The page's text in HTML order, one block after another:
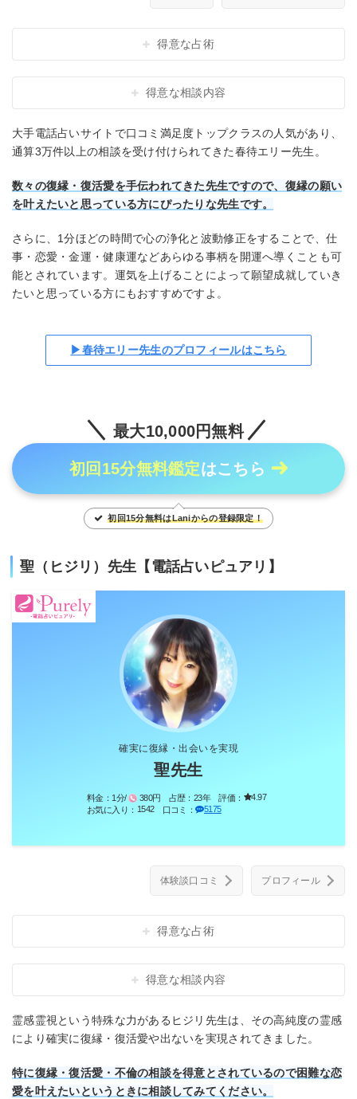
得意な占術
得意な相談内容
大手電話占いサイトで口コミ満足度トップクラスの人気があり、
通算3万件以上の相談を受け付けられてきた春待エリー先生。
数々の復縁・復活愛を手伝われてきた先生ですので、復縁の願い
を叶えたいと思っている方にぴったりな先生です。
さらに、1分ほどの時間で心の浄化と波動修正をすることで、仕
事・恋愛・金運・健康運などあらゆる事柄を開運へ導くことも可
能とされています。運気を上げることによって願望成就していき
たいと思っている方にもおすすめですよ。
▶春待エリー先生のプロフィールはこちら
最大10,000円無料
初回15分無料鑑定はこちら
初回15分無料はLaniからの登録限定！
聖（ヒジリ）先生【電話占いピュアリ】
確実に復縁・出会いを実現
聖先生
料金： 1分/ 380円 占歴： 23年 評価：
4.97
お気に入り： 1542 口コミ： 5175
体験談口コミ プロフィール
得意な占術
得意な相談内容
霊感霊視という特殊な力があるヒジリ先生は、その高純度の霊感
により確実に復縁・復活愛や出ないを実現されてきました。
特に復縁・復活愛・不倫の相談を得意とされているので困難な恋
愛を叶えたいというときに相談してみてください。